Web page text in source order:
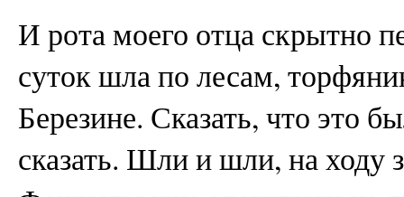
И рота моего отца скрытно
суток шла по лесам,
Березине. Сказать, что это
сказать. Шли и шли, на ходу